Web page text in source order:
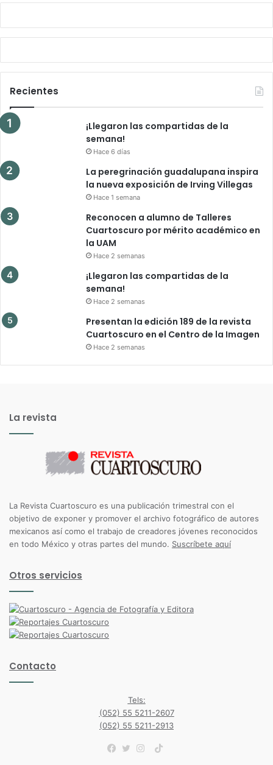
Recientes
¡Llegaron las compartidas de la
semana!
Hace 6 días
La peregrinación guadalupana inspira
la nueva exposición de Irving Villegas
Hace 1 semana
Reconocen a alumno de Talleres
Cuartoscuro por mérito académico en
la UAM
Hace 2 semanas
¡Llegaron las compartidas de la
semana!
Hace 2 semanas
Presentan la edición 189 de la revista
Cuartoscuro en el Centro de la Imagen
Hace 2 semanas
La revista
La Revista Cuartoscuro es una publicación trimestral con el
objetivo de exponer y promover el archivo fotográfico de autores
mexicanos así como el trabajo de creadores jóvenes reconocidos
en todo México y otras partes del mundo. Suscríbete aquí
Otros servicios
Contacto
Tels:
(052) 55 5211-2607
(052) 55 5211-2913
TikTok